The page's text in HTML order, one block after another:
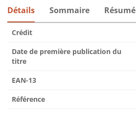
Détails Sommaire Résumé
Crédit
Date de première publication du
titre
EAN-13
Référence